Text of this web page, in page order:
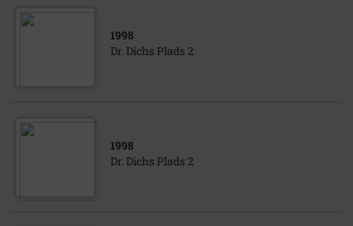
1998
Dr. Dichs Plads 2
1998
Dr. Dichs Plads 2